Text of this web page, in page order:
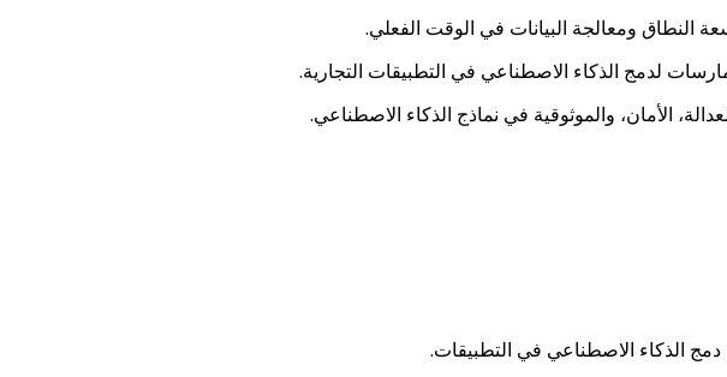
النطاق ومعالجة البيانات في الوقت الفعلي.
لدمج الذكاء الاصطناعي في التطبيقات التجارية.
الأمان، والموثوقية في نماذج الذكاء الاصطناعي.
دمج الذكاء الاصطناعي في التطبيقات.